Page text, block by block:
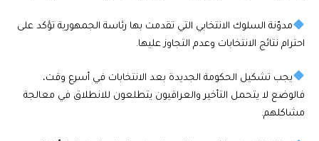
مدوّنة السلوك الانتخابي التي تقدمت بها رئاسة الجمهورية تؤكد على
احترام نتائج الانتخابات وعدم التجاوز عليها.
يجب تشكيل الحكومة الجديدة بعد الانتخابات في أسرع وقت،
فالوضع لا يتحمل التأخير والعراقيون يتطلعون للانطلاق في معالجة
مشاكلهم.